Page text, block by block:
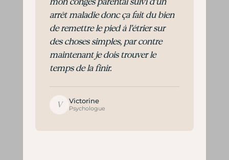
arrêt maladie donc ça fait du bien
de remettre le pied à l’étrier sur
des choses simples, par contre
maintenant je dois trouver le
temps de la finir.
V Victorine
Psychologue